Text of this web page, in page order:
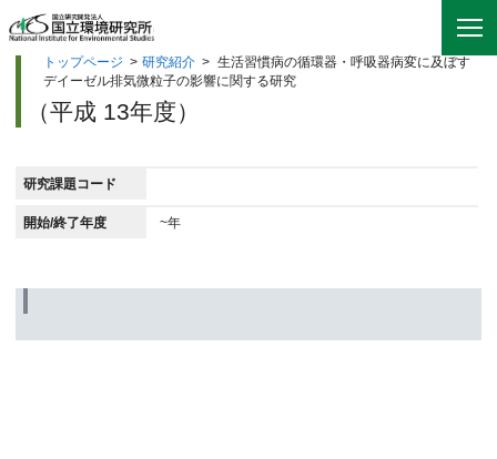
トップページ > 研究紹介 > 生活習慣病の循環器・呼吸器病変に及ぼす
デイーゼル排気微粒子の影響に関する研究
（平成 13年度）
研究課題コード
開始/終了年度 ~年